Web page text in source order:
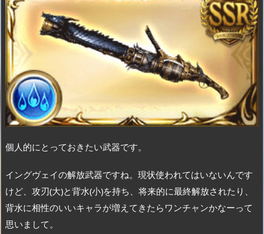
個人的にとっておきたい武器です。
イングヴェイの解放武器ですね。現状使われてはいないんです
けど、攻刃(大)と背水(小)を持ち、将来的に最終解放されたり、
背水に相性のいいキャラが増えてきたらワンチャンかなーって
思いまして。